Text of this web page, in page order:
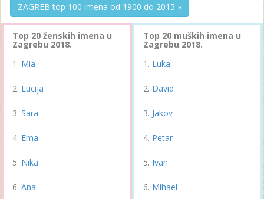
ZAGREB top 100 imena od 1900 do 2015 »
Top 20 ženskih imena u
Zagrebu 2018.
Mia
Lucija
Sara
Ema
Nika
Ana
Top 20 muških imena u
Zagrebu 2018.
Luka
David
Jakov
Petar
Ivan
Mihael